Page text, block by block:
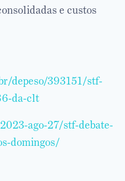
e custos
depeso/393151/stf-
da-clt
ago-27/stf-debate-
domingos/